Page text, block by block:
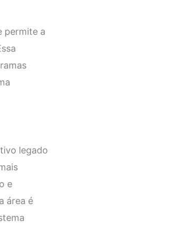
permite a
legado
e
área é